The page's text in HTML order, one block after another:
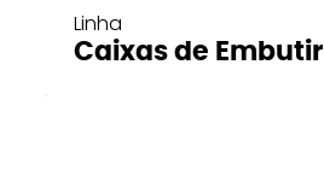
Linha
Caixas de Embutir